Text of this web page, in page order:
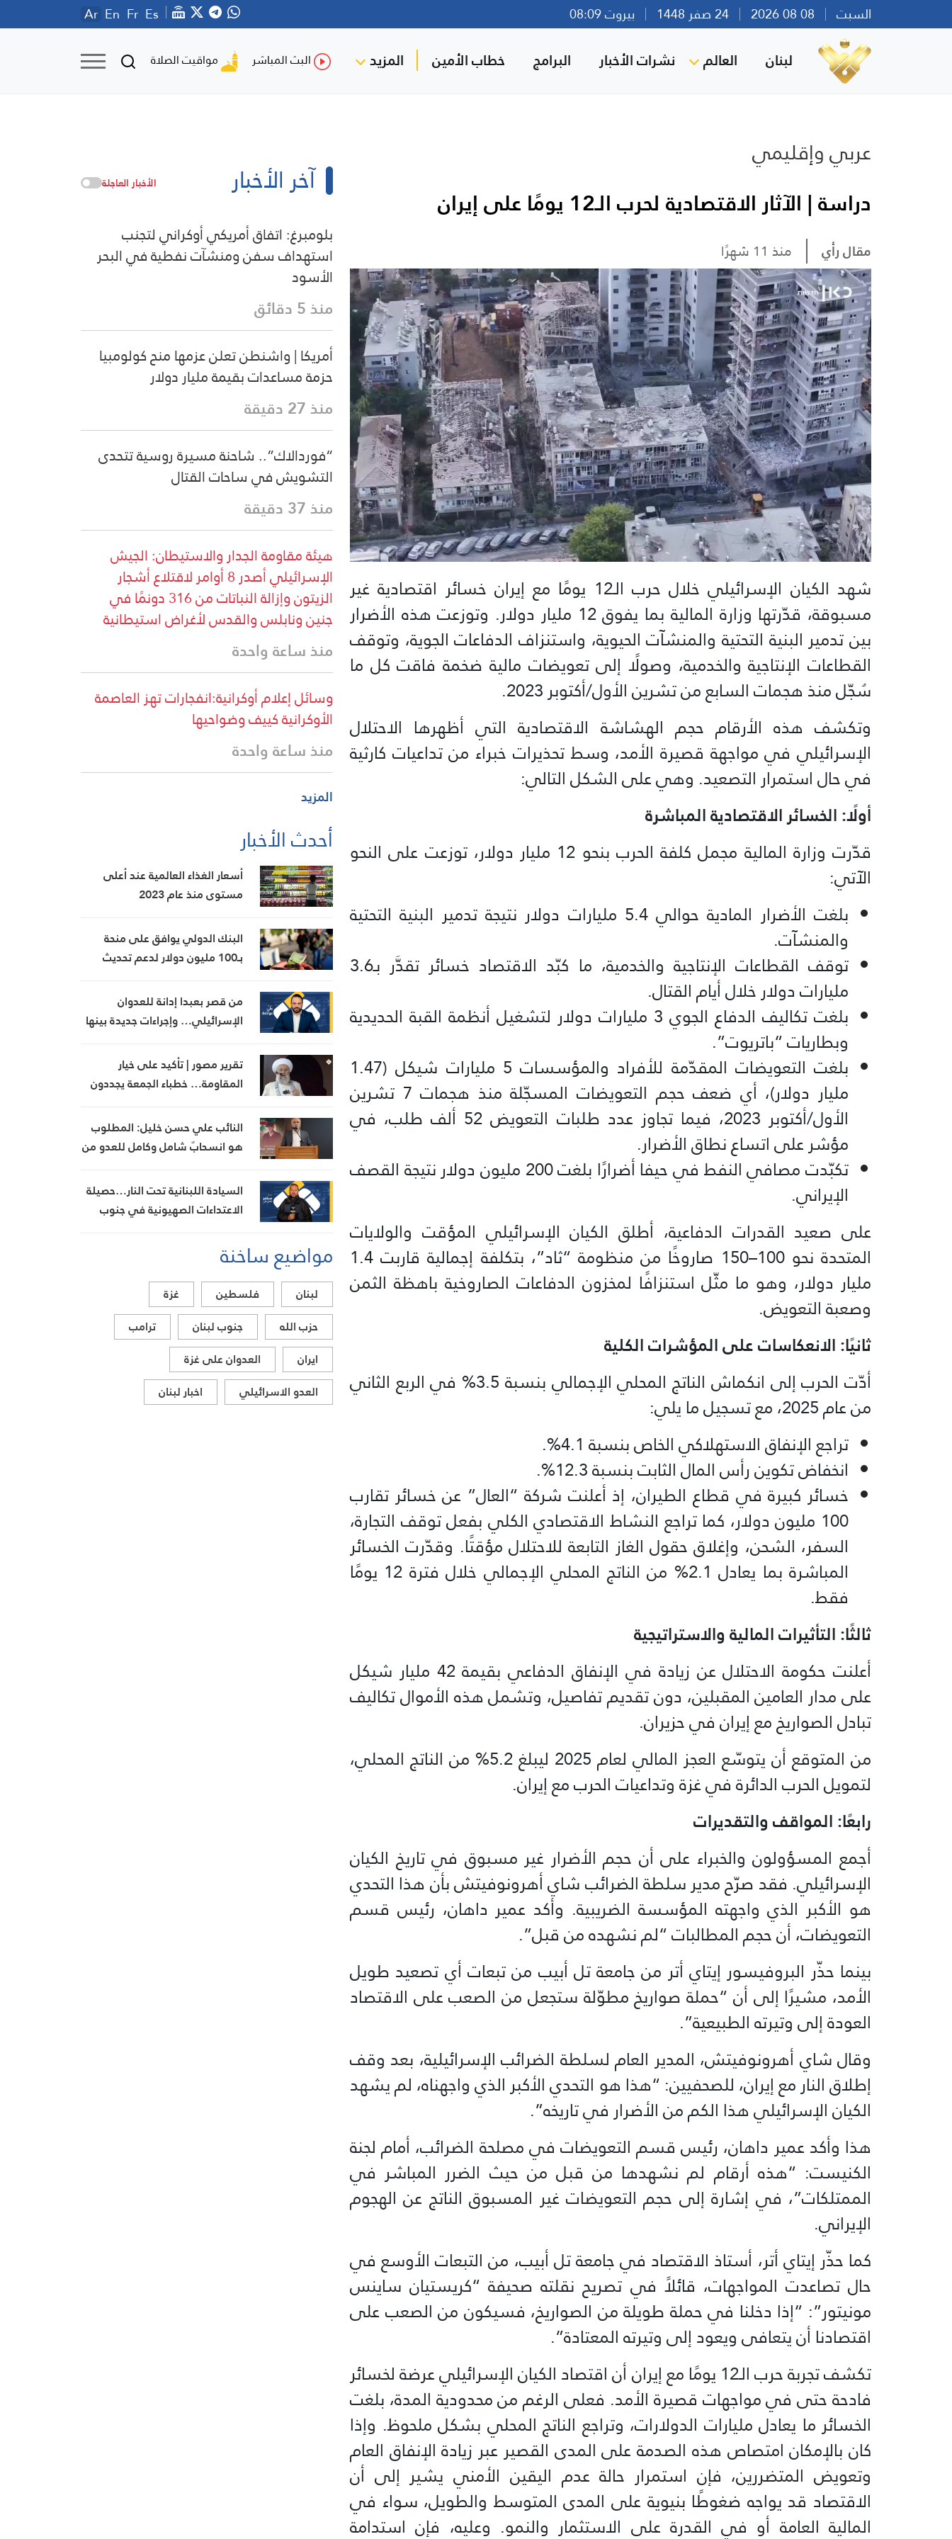
السبت بيروت 08:09 Ar En Fr Es
لبنان العالم نشرات الأخبار البرامج خطاب الأمين المزيد البث المباشر مواقيت الصلاة
عربي وإقليمي
دراسة | الآثار الاقتصادية لحرب الـ12 يومًا على إيران
مقال رأي منذ 11 شهرًا
شهد الكيان الإسرائيلي خلال حرب الـ12 يومًا مع إيران خسائر اقتصادية غير
مسبوقة، قدّرتها وزارة المالية بما يفوق 12 مليار دولار. وتوزعت هذه الأضرار
بين تدمير البنية التحتية والمنشآت الحيوية، واستنزاف الدفاعات الجوية، وتوقف
القطاعات الإنتاجية والخدمية، وصولًا إلى تعويضات مالية ضخمة فاقت كل ما
سُجّل منذ هجمات السابع من تشرين الأول/أكتوبر 2023.
وتكشف هذه الأرقام حجم الهشاشة الاقتصادية التي أظهرها الاحتلال
الإسرائيلي في مواجهة قصيرة الأمد، وسط تحذيرات خبراء من تداعيات كارثية
في حال استمرار التصعيد. وهي على الشكل التالي:
أولًا: الخسائر الاقتصادية المباشرة
قدّرت وزارة المالية مجمل كلفة الحرب بنحو 12 مليار دولار، توزعت على النحو
الآتي:
بلغت الأضرار المادية حوالي 5.4 مليارات دولار نتيجة تدمير البنية التحتية
والمنشآت.
توقف القطاعات الإنتاجية والخدمية، ما كبّد الاقتصاد خسائر تقدَّر بـ3.6
مليارات دولار خلال أيام القتال.
بلغت تكاليف الدفاع الجوي 3 مليارات دولار لتشغيل أنظمة القبة الحديدية
وبطاريات “باتريوت”.
بلغت التعويضات المقدّمة للأفراد والمؤسسات 5 مليارات شيكل (1.47
مليار دولار)، أي ضعف حجم التعويضات المسجّلة منذ هجمات 7 تشرين
الأول/أكتوبر 2023، فيما تجاوز عدد طلبات التعويض 52 ألف طلب، في
مؤشر على اتساع نطاق الأضرار.
تكبّدت مصافي النفط في حيفا أضرارًا بلغت 200 مليون دولار نتيجة القصف
الإيراني.
على صعيد القدرات الدفاعية، أطلق الكيان الإسرائيلي المؤقت والولايات
المتحدة نحو 100–150 صاروخًا من منظومة “ثاد”، بتكلفة إجمالية قاربت 1.4
مليار دولار، وهو ما مثّل استنزافًا لمخزون الدفاعات الصاروخية باهظة الثمن
وصعبة التعويض.
ثانيًا: الانعكاسات على المؤشرات الكلية
أدّت الحرب إلى انكماش الناتج المحلي الإجمالي بنسبة 3.5% في الربع الثاني
من عام 2025، مع تسجيل ما يلي:
تراجع الإنفاق الاستهلاكي الخاص بنسبة 4.1%.
انخفاض تكوين رأس المال الثابت بنسبة 12.3%.
خسائر كبيرة في قطاع الطيران، إذ أعلنت شركة “العال” عن خسائر تقارب
100 مليون دولار، كما تراجع النشاط الاقتصادي الكلي بفعل توقف التجارة،
السفر، الشحن، وإغلاق حقول الغاز التابعة للاحتلال مؤقتًا. وقدّرت الخسائر
المباشرة بما يعادل 2.1% من الناتج المحلي الإجمالي خلال فترة 12 يومًا
فقط.
ثالثًا: التأثيرات المالية والاستراتيجية
أعلنت حكومة الاحتلال عن زيادة في الإنفاق الدفاعي بقيمة 42 مليار شيكل
على مدار العامين المقبلين، دون تقديم تفاصيل، وتشمل هذه الأموال تكاليف
تبادل الصواريخ مع إيران في حزيران.
من المتوقع أن يتوسّع العجز المالي لعام 2025 ليبلغ 5.2% من الناتج المحلي،
لتمويل الحرب الدائرة في غزة وتداعيات الحرب مع إيران.
رابعًا: المواقف والتقديرات
أجمع المسؤولون والخبراء على أن حجم الأضرار غير مسبوق في تاريخ الكيان
الإسرائيلي. فقد صرّح مدير سلطة الضرائب شاي أهرونوفيتش بأن هذا التحدي
هو الأكبر الذي واجهته المؤسسة الضريبية. وأكد عمير داهان، رئيس قسم
التعويضات، أن حجم المطالبات “لم نشهده من قبل”.
بينما حذّر البروفيسور إيتاي أتر من جامعة تل أبيب من تبعات أي تصعيد طويل
الأمد، مشيرًا إلى أن “حملة صواريخ مطوّلة ستجعل من الصعب على الاقتصاد
العودة إلى وتيرته الطبيعية”.
وقال شاي أهرونوفيتش، المدير العام لسلطة الضرائب الإسرائيلية، بعد وقف
إطلاق النار مع إيران، للصحفيين: “هذا هو التحدي الأكبر الذي واجهناه، لم يشهد
الكيان الإسرائيلي هذا الكم من الأضرار في تاريخه”.
هذا وأكد عمير داهان، رئيس قسم التعويضات في مصلحة الضرائب، أمام لجنة
الكنيست: “هذه أرقام لم نشهدها من قبل من حيث الضرر المباشر في
الممتلكات”، في إشارة إلى حجم التعويضات غير المسبوق الناتج عن الهجوم
الإيراني.
كما حذّر إيتاي أتر، أستاذ الاقتصاد في جامعة تل أبيب، من التبعات الأوسع في
حال تصاعدت المواجهات، قائلاً في تصريح نقلته صحيفة “كريستيان ساينس
مونيتور”: “إذا دخلنا في حملة طويلة من الصواريخ، فسيكون من الصعب على
اقتصادنا أن يتعافى ويعود إلى وتيرته المعتادة”.
تكشف تجربة حرب الـ12 يومًا مع إيران أن اقتصاد الكيان الإسرائيلي عرضة لخسائر
فادحة حتى في مواجهات قصيرة الأمد. فعلى الرغم من محدودية المدة، بلغت
الخسائر ما يعادل مليارات الدولارات، وتراجع الناتج المحلي بشكل ملحوظ. وإذا
كان بالإمكان امتصاص هذه الصدمة على المدى القصير عبر زيادة الإنفاق العام
وتعويض المتضررين، فإن استمرار حالة عدم اليقين الأمني يشير إلى أن
الاقتصاد قد يواجه ضغوطًا بنيوية على المدى المتوسط والطويل، سواء في
المالية العامة أو في القدرة على الاستثمار والنمو. وعليه، فإن استدامة
آخر الأخبار الأخبار العاجلة
بلومبرغ: اتفاق أمريكي أوكراني لتجنب
استهداف سفن ومنشآت نفطية في البحر
الأسود
منذ 5 دقائق
أمريكا | واشنطن تعلن عزمها منح كولومبيا
حزمة مساعدات بقيمة مليار دولار
منذ 27 دقيقة
“فوردالاك”.. شاحنة مسيرة روسية تتحدى
التشويش في ساحات القتال
منذ 37 دقيقة
هيئة مقاومة الجدار والاستيطان: الجيش
الإسرائيلي أصدر 8 أوامر لاقتلاع أشجار
الزيتون وإزالة النباتات من 316 دونمًا في
جنين ونابلس والقدس لأغراض استيطانية
منذ ساعة واحدة
وسائل إعلام أوكرانية:انفجارات تهز العاصمة
الأوكرانية كييف وضواحيها
منذ ساعة واحدة
المزيد
أحدث الأخبار
أسعار الغذاء العالمية عند أعلى
مستوى منذ عام 2023
البنك الدولي يوافق على منحة
بـ100 مليون دولار لدعم تحديث
من قصر بعبدا إدانة للعدوان
الإسرائيلي… وإجراءات جديدة بينها
تقرير مصور | تأكيد على خيار
المقاومة… خطباء الجمعة يجددون
النائب علي حسن خليل: المطلوب
هو انسحابٌ شامل وكامل للعدو من
السيادة اللبنانية تحت النار…حصيلة
الاعتداءات الصهيونية في جنوب
مواضيع ساخنة
لبنان فلسطين
غزة
حزب الله
جنوب لبنان
ترامب
ايران
العدوان على غزة
العدو الاسرائيلي
اخبار لبنان